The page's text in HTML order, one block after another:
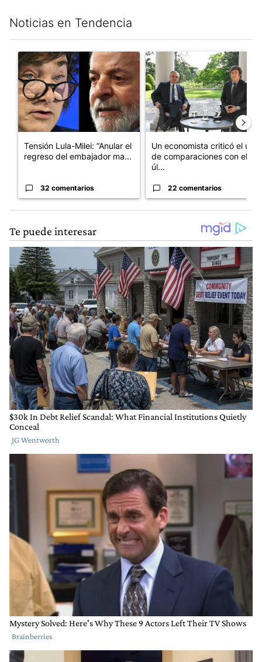
Noticias en Tendencia
Un artículo de tendencia con el título "Tensión Lula-Milei:
Tensión Lula-Milei: “Anular el
regreso del embajador ma...
32 comentarios
Un artículo de tendencia con
Un economista criticó el uso
de comparaciones con el
úl...
22 comentarios